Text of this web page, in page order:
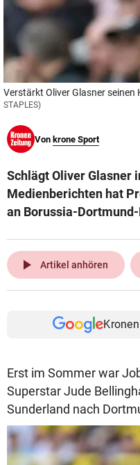
Verstärkt Oliver Glasner
STAPLES)
Von krone Sport
Schlägt Oliver Glasner
Medienberichten hat
an Borussia-
play_arrow Artikel anhören
Erst im Sommer war
Superstar Jude
Sunderland nach